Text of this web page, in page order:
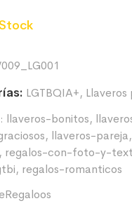
LGTBQIA+, Llaveros
llaveros-bonitos,
, llaveros-pareja,
, regalos-con-foto-y-
, regalos-romanticos